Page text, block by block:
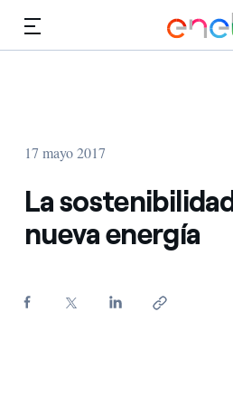
17 mayo 2017
La
nueva energía